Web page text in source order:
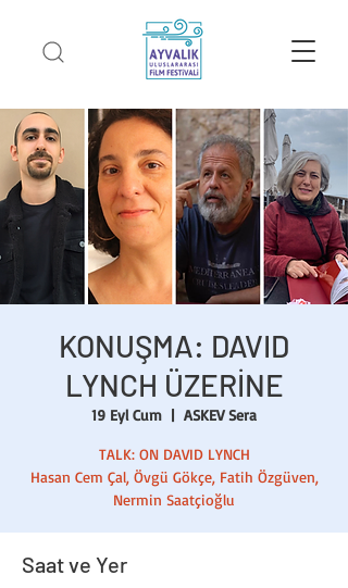
KONUŞMA: DAVID
LYNCH ÜZERİNE
19 Eyl Cum
  |
ASKEV Sera
TALK: ON DAVID LYNCH
Hasan Cem Çal, Övgü Gökçe, Fatih Özgüven,
Nermin Saatçioğlu
Saat ve Yer